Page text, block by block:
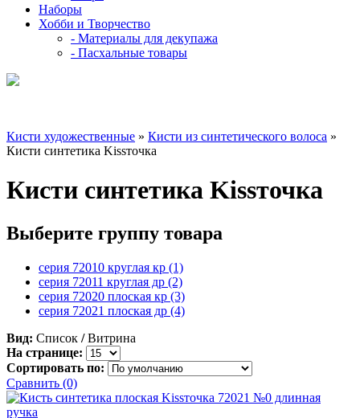
Наборы
Хобби и Творчество
- Материалы для декупажа
- Пасхальные товары
Кисти художественные » Кисти из синтетического волоса »
Кисти синтетика Kissточка
Кисти синтетика Kissточка
Выберите группу товара
серия 72010 круглая кр (1)
серия 72011 круглая др (2)
серия 72020 плоская кр (3)
серия 72021 плоская др (4)
Вид: Список / Витрина
На странице:
Сортировать по:
Сравнить (0)